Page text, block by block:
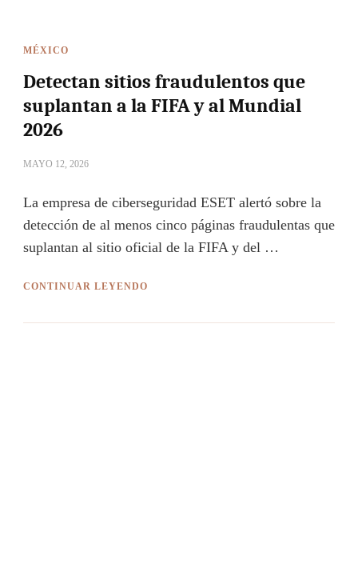
MÉXICO
Detectan sitios fraudulentos que
suplantan a la FIFA y al Mundial
2026
MAYO 12, 2026
La empresa de ciberseguridad ESET alertó sobre la
detección de al menos cinco páginas fraudulentas que
suplantan al sitio oficial de la FIFA y del …
CONTINUAR LEYENDO